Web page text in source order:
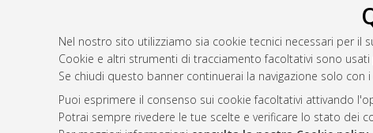
Nel nostro sito utilizziamo sia cookie tecnici necessari per
Cookie e altri strumenti di tracciamento facoltativi sono
Se chiudi questo banner continuerai la navigazione solo con
Puoi esprimere il consenso sui cookie facoltativi attivando
Potrai sempre rivedere le tue scelte e verificare lo stato dei
Atom
Rss 2.0
AMS Laurea
Servizio
Impostazioni
Informativa